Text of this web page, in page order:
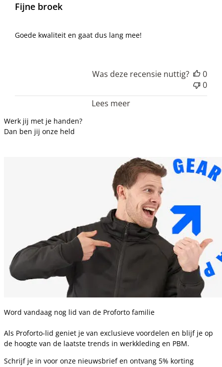
Fijne broek
Goede kwaliteit en gaat dus lang mee!
Was deze recensie nuttig?
0
0
Lees meer
Werk jij met je handen?
Dan ben jij onze held
Word vandaag nog lid van de Proforto familie
Als Proforto-lid geniet je van exclusieve voordelen en blijf je op
de hoogte van de laatste trends in werkkleding en PBM.
Schrijf je in voor onze nieuwsbrief en ontvang 5% korting